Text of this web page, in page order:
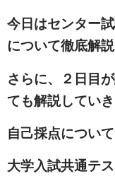
今日はセンター
について徹底解
さらに、２日目
ても解説していき
自己採点につい
大学入試共通テ